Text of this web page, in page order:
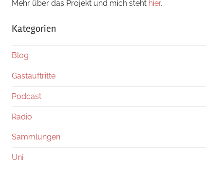
Mehr über das Projekt und mich steht hier.
Kategorien
Blog
Gastauftritte
Podcast
Radio
Sammlungen
Uni